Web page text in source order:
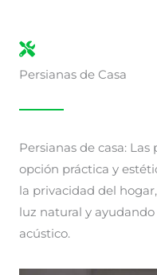
Persianas de Casa
Persianas de casa:
opción práctica y
la privacidad del
luz natural y
acústico.